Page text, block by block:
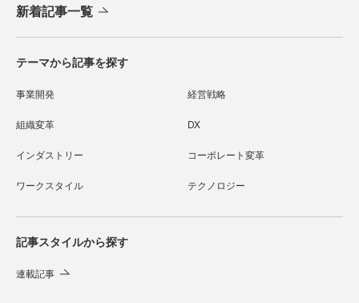
新着記事一覧
テーマから記事を探す
事業開発 経営戦略
組織変革 DX
インダストリー コーポレート変革
ワークスタイル テクノロジー
記事スタイルから探す
連載記事